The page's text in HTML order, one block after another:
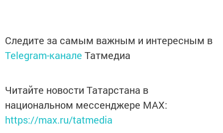
Следите за самым важным и интересным в
Telegram-канале Татмедиа
Читайте новости Татарстана в
национальном мессенджере MАХ:
https://max.ru/tatmedia